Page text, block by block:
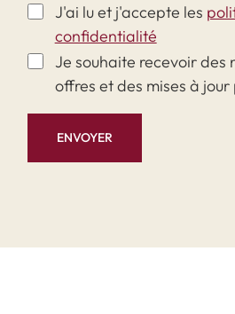
J'ai lu et j'accepte les
confidentialité
Je souhaite recevoir des
offres et des mises à
ENVOYER